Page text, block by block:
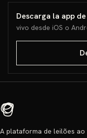
Descarga la app
vivo desde iOS o
A plataforma de leilões